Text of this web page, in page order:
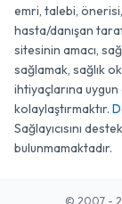
emri, talebi,
hasta/danışan
sitesinin amacı,
sağlamak, sağlık
ihtiyaçlarına uygun
kolaylaştırmaktır.
Sağlayıcısını
bulunmamaktadır.
© 2007 -